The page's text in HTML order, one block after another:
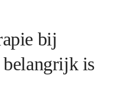
bij
belangrijk is